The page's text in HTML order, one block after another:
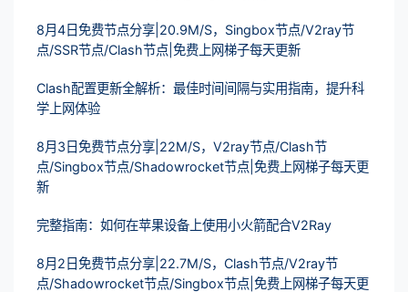
8月4日免费节点分享|20.9M/S，Singbox节点/V2ray节
点/SSR节点/Clash节点|免费上网梯子每天更新
Clash配置更新全解析：最佳时间间隔与实用指南，提升科
学上网体验
8月3日免费节点分享|22M/S，V2ray节点/Clash节
点/Singbox节点/Shadowrocket节点|免费上网梯子每天更
新
完整指南：如何在苹果设备上使用小火箭配合V2Ray
8月2日免费节点分享|22.7M/S，Clash节点/V2ray节
点/Shadowrocket节点/Singbox节点|免费上网梯子每天更